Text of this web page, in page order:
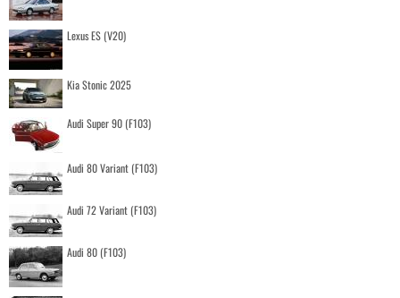
Lexus ES (V20)
Kia Stonic 2025
Audi Super 90 (F103)
Audi 80 Variant (F103)
Audi 72 Variant (F103)
Audi 80 (F103)